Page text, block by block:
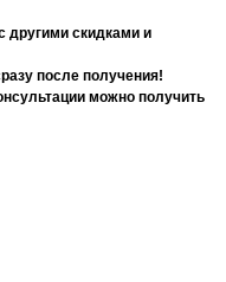
другими скидками и
после получения!
можно получить